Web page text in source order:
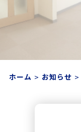
ホーム お知らせ